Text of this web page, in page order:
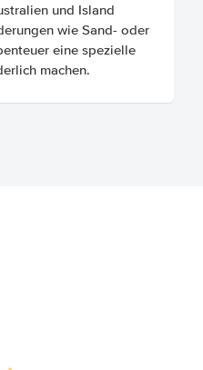
und Island
wie Sand- oder
eine spezielle
machen.